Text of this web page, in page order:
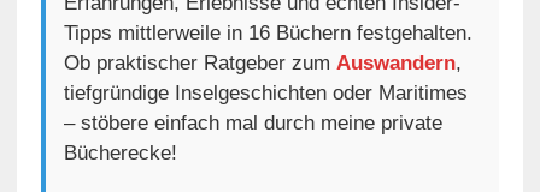
Tipps mittlerweile in 16 Büchern festgehalten.
Ob praktischer Ratgeber zum Auswandern,
tiefgründige Inselgeschichten oder Maritimes
– stöbere einfach mal durch meine private
Bücherecke!